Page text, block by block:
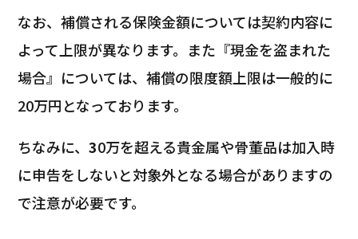
なお、補償される保険金額については契約内容に
よって上限が異なります。また『現金を盗まれた
場合』については、補償の限度額上限は一般的に
20万円となっております。
ちなみに、30万を超える貴金属や骨董品は加入時
に申告をしないと対象外となる場合がありますの
で注意が必要です。